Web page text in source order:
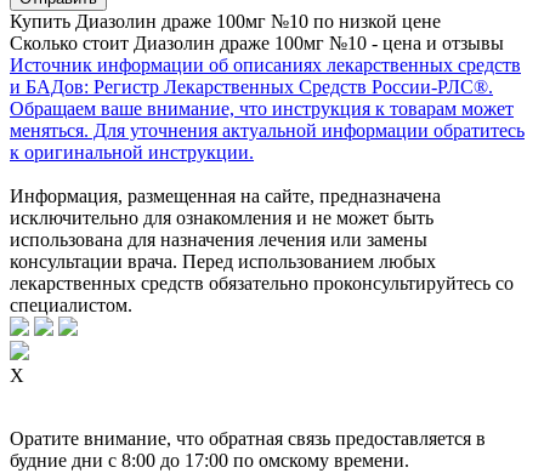
Купить Диазолин драже 100мг №10 по низкой цене
Сколько стоит Диазолин драже 100мг №10 - цена и отзывы
Источник информации об описаниях лекарственных средств
и БАДов: Регистр Лекарственных Средств России-РЛС®.
Обращаем ваше внимание, что инструкция к товарам может
меняться. Для уточнения актуальной информации обратитесь
к оригинальной инструкции.
Информация, размещенная на сайте, предназначена
исключительно для ознакомления и не может быть
использована для назначения лечения или замены
консультации врача. Перед использованием любых
лекарственных средств обязательно проконсультируйтесь со
специалистом.
X
Оратите внимание, что обратная связь предоставляется в
будние дни с 8:00 до 17:00 по омскому времени.